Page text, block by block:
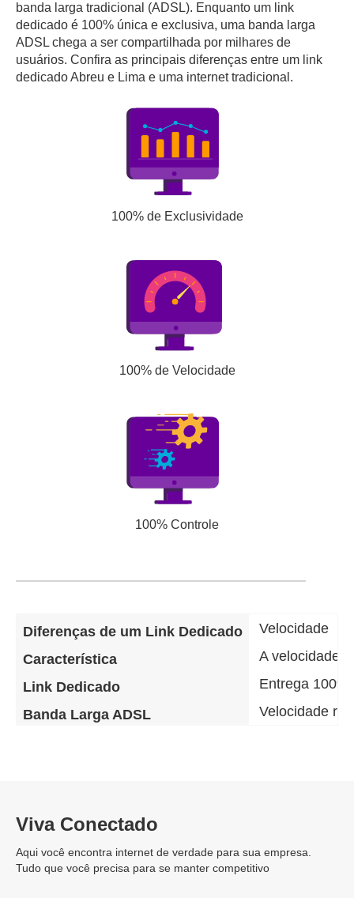
banda larga tradicional (ADSL). Enquanto um link
dedicado é 100% única e exclusiva, uma banda larga
ADSL chega a ser compartilhada por milhares de
usuários. Confira as principais diferenças entre um link
dedicado Abreu e Lima e uma internet tradicional.
100% de Exclusividade
100% de Velocidade
100% Controle
Diferenças de um Link Dedicado
Característica
Link Dedicado
Banda Larga ADSL
Velocidade
A velocidade
Entrega
Velocidade
Viva Conectado
Aqui você encontra internet de verdade para sua empresa.
Tudo que você precisa para se manter competitivo